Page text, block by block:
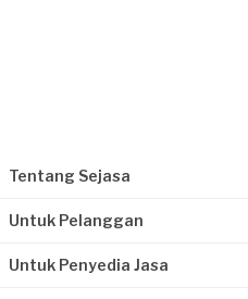
Tentang Sejasa
Untuk Pelanggan
Untuk Penyedia Jasa